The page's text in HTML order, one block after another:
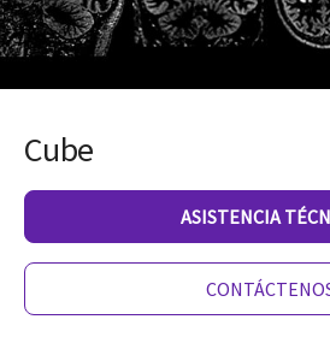
Cube
ASISTENCIA